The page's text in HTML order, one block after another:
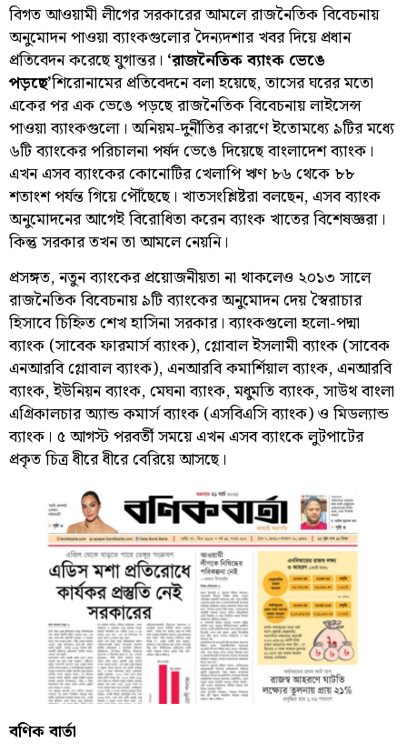
বিগত আওয়ামী লীগের সরকারের আমলে রাজনৈতিক বিবেচনায়
অনুমোদন পাওয়া ব্যাংকগুলোর দৈন্যদশার খবর দিয়ে প্রধান
প্রতিবেদন করেছে যুগান্তর। ‘রাজনৈতিক ব্যাংক ভেঙে
পড়ছে’শিরোনামের প্রতিবেদনে বলা হয়েছে, তাসের ঘরের মতো
একের পর এক ভেঙে পড়ছে রাজনৈতিক বিবেচনায় লাইসেন্স
পাওয়া ব্যাংকগুলো। অনিয়ম-দুর্নীতির কারণে ইতোমধ্যে ৯টির মধ্যে
৬টি ব্যাংকের পরিচালনা পর্ষদ ভেঙে দিয়েছে বাংলাদেশ ব্যাংক।
এখন এসব ব্যাংকের কোনোটির খেলাপি ঋণ ৮৬ থেকে ৮৮
শতাংশ পর্যন্ত গিয়ে পৌঁছেছে। খাতসংশ্লিষ্টরা বলছেন, এসব ব্যাংক
অনুমোদনের আগেই বিরোধিতা করেন ব্যাংক খাতের বিশেষজ্ঞরা।
কিন্তু সরকার তখন তা আমলে নেয়নি।
প্রসঙ্গত, নতুন ব্যাংকের প্রয়োজনীয়তা না থাকলেও ২০১৩ সালে
রাজনৈতিক বিবেচনায় ৯টি ব্যাংকের অনুমোদন দেয় স্বৈরাচার
হিসাবে চিহ্নিত শেখ হাসিনা সরকার। ব্যাংকগুলো হলো-পদ্মা
ব্যাংক (সাবেক ফারমার্স ব্যাংক), গ্লোবাল ইসলামী ব্যাংক (সাবেক
এনআরবি গ্লোবাল ব্যাংক), এনআরবি কমার্শিয়াল ব্যাংক, এনআরবি
ব্যাংক, ইউনিয়ন ব্যাংক, মেঘনা ব্যাংক, মধুমতি ব্যাংক, সাউথ বাংলা
এগ্রিকালচার অ্যান্ড কমার্স ব্যাংক (এসবিএসি ব্যাংক) ও মিডল্যান্ড
ব্যাংক। ৫ আগস্ট পরবর্তী সময়ে এখন এসব ব্যাংকে লুটপাটের
প্রকৃত চিত্র ধীরে ধীরে বেরিয়ে আসছে।
বণিক বার্তা